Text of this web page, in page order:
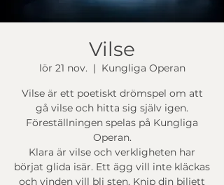
Vilse
lör 21 nov.
  |
Kungliga Operan
Vilse är ett poetiskt drömspel om att
gå vilse och hitta sig själv igen.
Föreställningen spelas på Kungliga
Operan.
Klara är vilse och verkligheten har
börjat glida isär. Ett ägg vill inte kläckas
och vinden vill bli sten. Knip din biljett